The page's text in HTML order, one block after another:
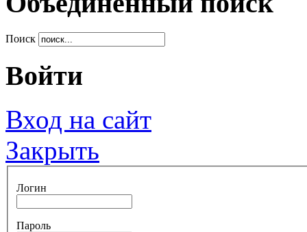
Поиск
Войти
Вход на сайт
Закрыть
Логин
Пароль